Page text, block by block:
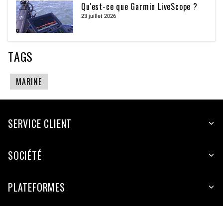
Qu'est-ce que Garmin LiveScope ?
23 juillet 2026
TAGS
MARINE
SERVICE CLIENT
SOCIÉTÉ
PLATEFORMES